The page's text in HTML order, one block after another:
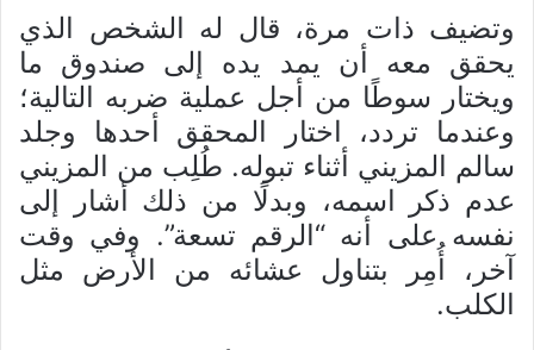
وتضيف ذات مرة، قال له الشخص الذي
يحقق معه أن يمد يده إلى صندوق ما
ويختار سوطًا من أجل عملية ضربه التالية؛
وعندما تردد، اختار المحقق أحدها وجلد
سالم المزيني أثناء تبوله. طُلِب من المزيني
عدم ذكر اسمه، وبدلًا من ذلك أشار إلى
نفسه على أنه “الرقم تسعة”. وفي وقت
آخر، أُمِر بتناول عشائه من الأرض مثل
الكلب.